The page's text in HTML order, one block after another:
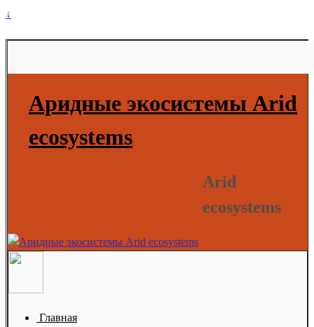
↓
Аридные экосистемы Arid
ecosystems
Arid
ecosystems
Главная